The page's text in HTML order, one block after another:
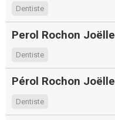
Dentiste
Perol Rochon Joëlle
Dentiste
Pérol Rochon Joëlle
Dentiste